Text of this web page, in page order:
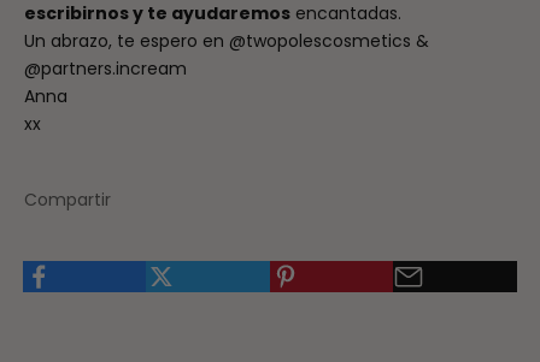
escribirnos y te ayudaremos encantadas.
Un abrazo, te espero en @twopolescosmetics &
@partners.incream
Anna
xx
Compartir